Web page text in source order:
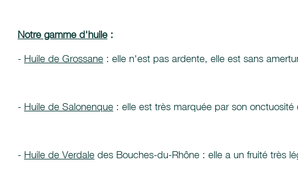
Notre gamme d'huile :
- Huile de Grossane : elle n'est pas ardente, elle est sans
- Huile de Salonenque : elle est très marquée par son
- Huile de Verdale des Bouches-du-Rhône : elle a un fruité très